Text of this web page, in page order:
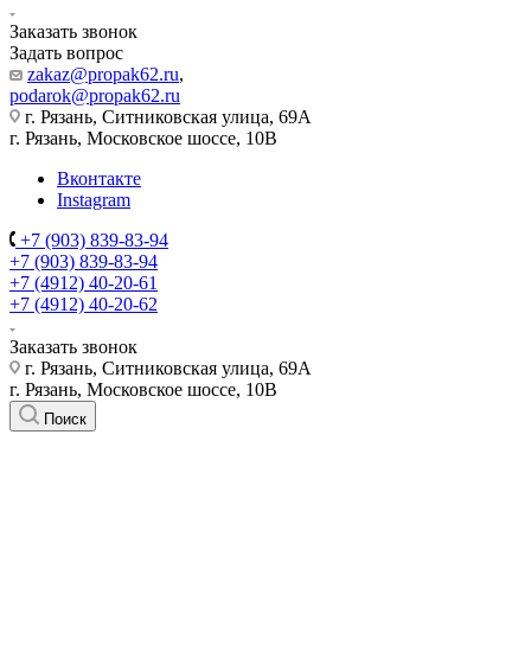
Заказать звонок
Задать вопрос
zakaz@propak62.ru,
podarok@propak62.ru
г. Рязань, Ситниковская улица, 69А
г. Рязань, Московское шоссе, 10В
Вконтакте
Instagram
+7 (903) 839-83-94
+7 (903) 839-83-94
+7 (4912) 40-20-61
+7 (4912) 40-20-62
Заказать звонок
г. Рязань, Ситниковская улица, 69А
г. Рязань, Московское шоссе, 10В
Поиск